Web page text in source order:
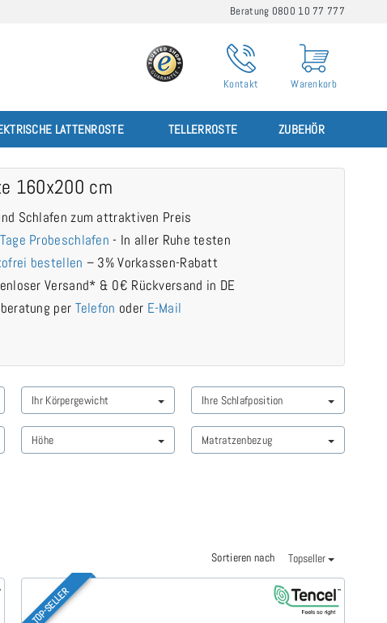
Beratung 0800 10 77 777
Kontakt Warenkorb
LATTENROSTE TELLERROSTE ZUBEHÖR
160x200 cm
Schlafen zum attraktiven Preis
Probeschlafen - In aller Ruhe testen
bestellen – 3% Vorkassen-Rabatt
Versand* & 0€ Rückversand in DE
per Telefon oder E-Mail
Ihr Körpergewicht Ihre Schlafposition
Höhe Matratzenbezug
Sortieren nach Topseller
TOP-SELLER